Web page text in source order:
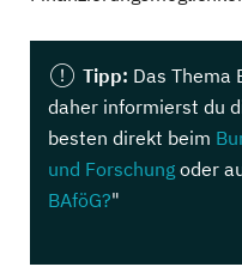
Tipp: Das Thema
daher informierst du
besten direkt beim
und Forschung oder
BAföG?"